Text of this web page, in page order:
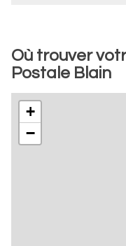
Où trouver
Postale Blain
+
−